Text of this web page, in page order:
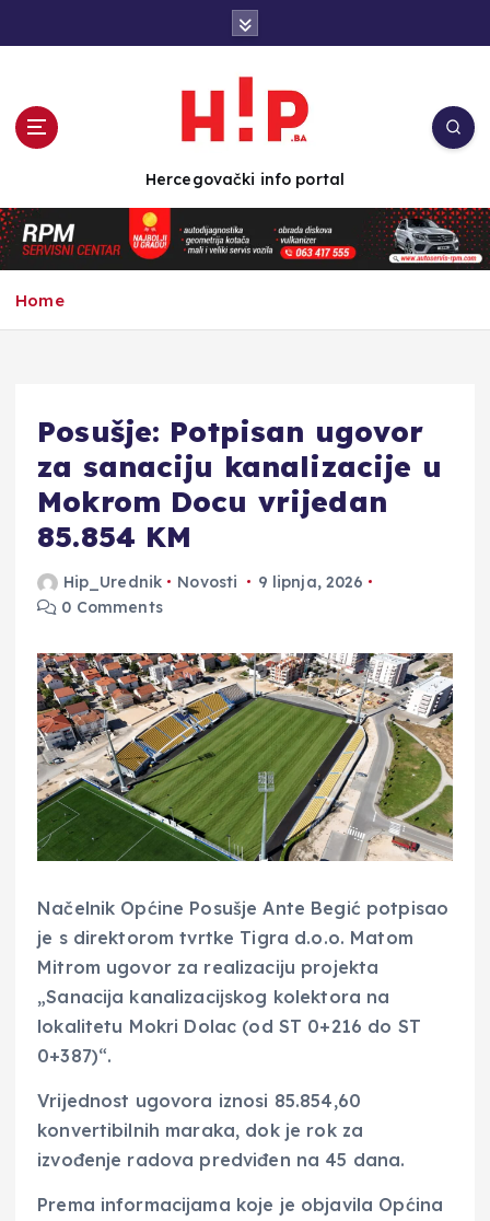
n
t
e
Hercegovački info portal
Home
Posušje: Potpisan ugovor
za sanaciju kanalizacije u
Mokrom Docu vrijedan
85.854 KM
Hip_Urednik Novosti
9 lipnja, 2026
0 Comments
Načelnik Općine Posušje Ante Begić potpisao
je s direktorom tvrtke Tigra d.o.o. Matom
Mitrom ugovor za realizaciju projekta
„Sanacija kanalizacijskog kolektora na
lokalitetu Mokri Dolac (od ST 0+216 do ST
0+387)“.
Vrijednost ugovora iznosi 85.854,60
konvertibilnih maraka, dok je rok za
izvođenje radova predviđen na 45 dana.
Prema informacijama koje je objavila Općina